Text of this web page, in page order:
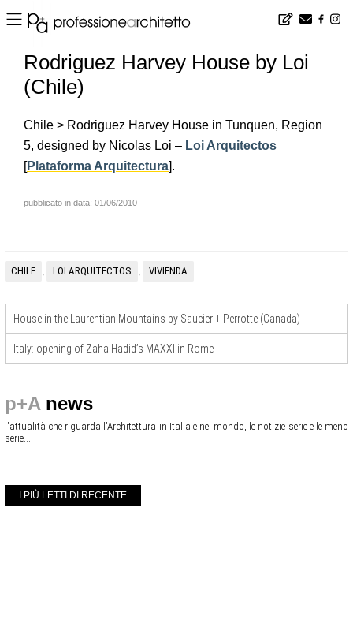
Home ▪ news ▪ en ▪ Rodriguez Harvey House by Loi (Chile)
Rodriguez Harvey House by Loi
(Chile)
Chile > Rodriguez Harvey House in Tunquen, Region
5, designed by Nicolas Loi – Loi Arquitectos
[Plataforma Arquitectura].
pubblicato in data: 01/06/2010
CHILE , LOI ARQUITECTOS , VIVIENDA
House in the Laurentian Mountains by Saucier + Perrotte (Canada)
Italy: opening of Zaha Hadid’s MAXXI in Rome
p+A news
l'attualità che riguarda l'Architettura in Italia e nel mondo, le notizie serie e le meno
serie...
I PIÙ LETTI DI RECENTE